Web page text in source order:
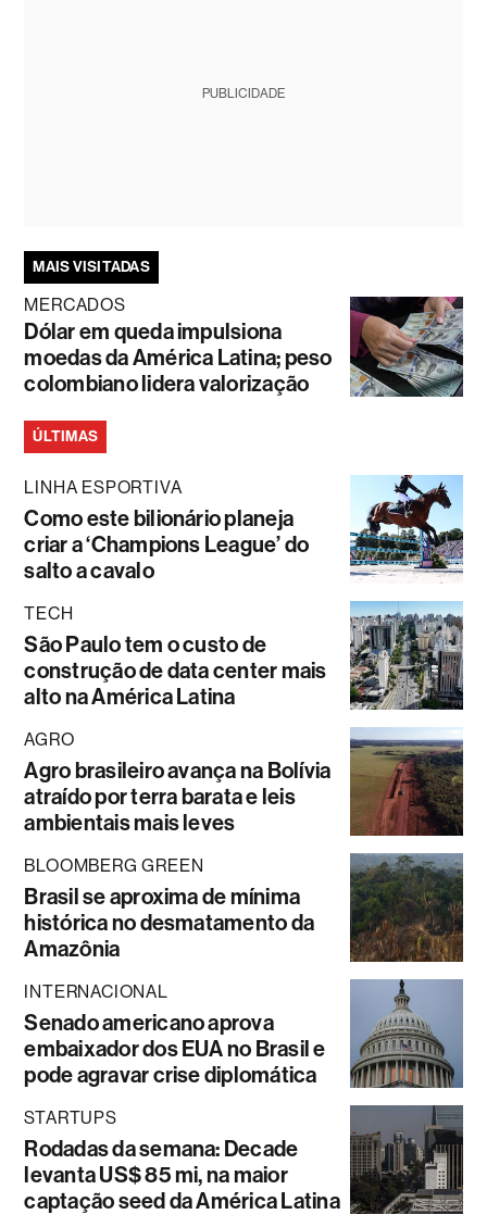
PUBLICIDADE
MAIS VISITADAS
MERCADOS
Dólar em queda impulsiona
moedas da América Latina; peso
colombiano lidera valorização
ÚLTIMAS
LINHA ESPORTIVA
Como este bilionário planeja
criar a ‘Champions League’ do
salto a cavalo
TECH
São Paulo tem o custo de
construção de data center mais
alto na América Latina
AGRO
Agro brasileiro avança na Bolívia
atraído por terra barata e leis
ambientais mais leves
BLOOMBERG GREEN
Brasil se aproxima de mínima
histórica no desmatamento da
Amazônia
INTERNACIONAL
Senado americano aprova
embaixador dos EUA no Brasil e
pode agravar crise diplomática
STARTUPS
Rodadas da semana: Decade
levanta US$ 85 mi, na maior
captação seed da América Latina